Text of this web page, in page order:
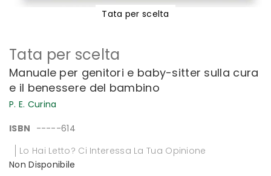
Tata per scelta
Manuale per genitori e baby-sitter sulla cura
e il benessere del bambino
P. E. Curina
ISBN -----614
Lo Hai Letto? Ci Interessa La Tua Opinione
Non Disponibile
Tata per scelta
all'inizio
galleria
di
immagini